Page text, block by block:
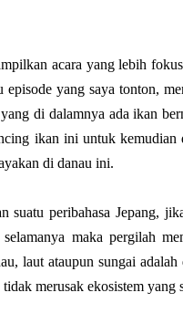
acara yang lebih
episode yang saya tonton,
di dalamnya ada ikan
ikan ini untuk
di danau ini.
suatu peribahasa Jepang,
maka pergilah
laut ataupun sungai
merusak ekosistem yang